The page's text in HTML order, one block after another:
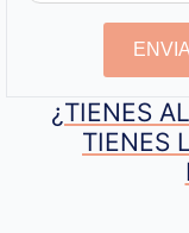
¿TIENES
TIENES